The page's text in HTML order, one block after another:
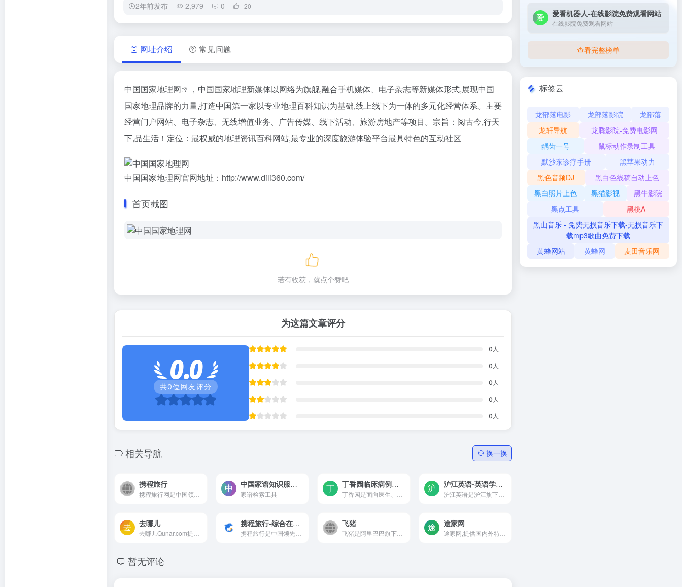
2年前发布 2,979 0 20
网址介绍 常见问题
中国国家地理网
，中国国家地理新媒体以网络为旗舰,融合手机媒体、电子杂志等新媒体形式,展现中国
国家地理品牌的力量,打造中国第一家以专业地理百科知识为基础,线上线下为一体的多元化经营体系。主要
经营门户网站、电子杂志、无线增值业务、广告传媒、线下活动、旅游房地产等项目。宗旨：阅古今,行天
下,品生活！定位：最权威的地理资讯百科网站,最专业的深度旅游体验平台最具特色的互动社区
中国国家地理网官网地址：http://www.dili360.com/
首页截图
若有收获，就点个赞吧
为这篇文章评分
0.0
共0位网友评分
0 人
0 人
0 人
0 人
0 人
相关导航 换一换
携程旅行 中国家谱知识服务平台-家谱检索工具
家谱检索工具
丁香园临床病例数据库 沪江英语-英语学习资讯网站_免费英语学习网站
去哪儿 携程旅行-综合在线旅游服务平台 飞猪 途家网
暂无评论
爱看机器人-在线影院免费观看网站
在线影院免费观看网站
查看完整榜单
标签云
龙部落电影 龙部落影院
龙部落
龙轩导航
龙腾影院-免费电影网
龋齿一号
鼠标动作录制工具
默沙东诊疗手册
黑苹果动力
黑色音频DJ
黑白色线稿自动上色
黑白照片上色
黑猫影视
黑牛影院
黑点工具
黑桃A
黑山音乐 - 免费无损音乐下载-无损音乐下
载mp3歌曲免费下载
黄蜂网站
黄蜂网 麦田音乐网